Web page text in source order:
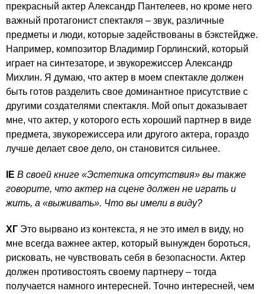
прекрасный актер Александр Пантелеев, но кроме него
важный протагонист спектакля – звук, различные
предметы и люди, которые задействованы в бэкстейдже.
Например, композитор Владимир Горлинский, который
играет на синтезаторе, и звукорежиссер Александр
Михлин. Я думаю, что актер в моем спектакле должен
быть готов разделить свое доминантное присутствие с
другими создателями спектакля. Мой опыт доказывает
мне, что актер, у которого есть хороший партнер в виде
предмета, звукорежиссера или другого актера, гораздо
лучше делает свое дело, он становится сильнее.
IE В своей книге «Эстетика отсутствия» вы также
говорите, что актер на сцене должен не играть и
жить, а «выживать». Что вы имели в виду?
ХГ Это вырвано из контекста, я не это имел в виду, но
мне всегда важнее актер, который вынужден бороться,
рисковать, не чувствовать себя в безопасности. Актер
должен противостоять своему партнеру – тогда
получается намного интересней. Точно интересней, чем